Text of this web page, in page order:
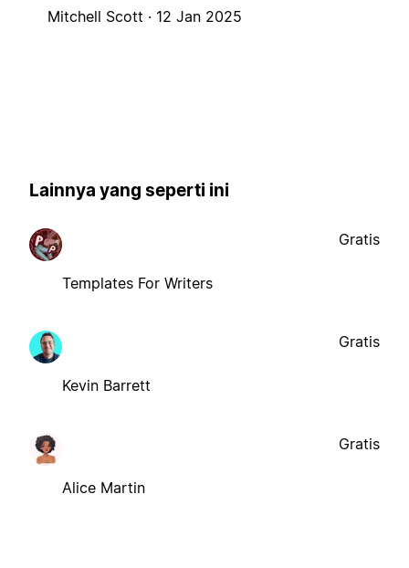
Mitchell Scott · 12 Jan 2025
Lainnya yang seperti ini
Templates For Writers
Gratis
Kevin Barrett
Gratis
Alice Martin
Gratis